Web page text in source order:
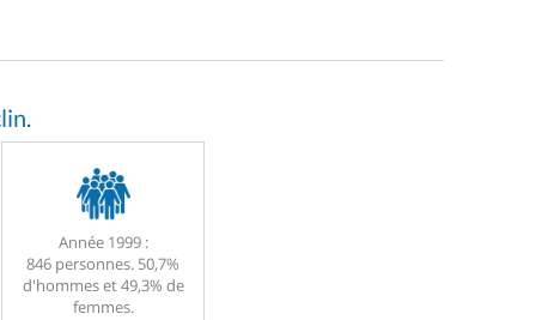
Année 1999 :
846 personnes. 50,7%
d'hommes et 49,3% de
femmes.